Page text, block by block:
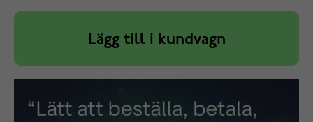
Lägg till i kundvagn